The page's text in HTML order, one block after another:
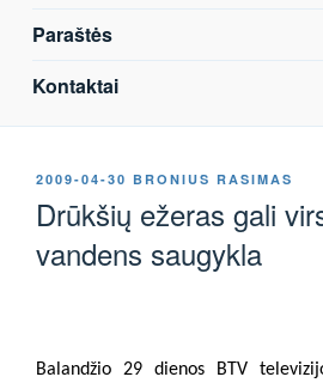
Paraštės
Kontaktai
PASKELBTA
2009-04-30 BRONIUS RASIMAS
Drūkšių ežeras gali
vandens saugykla
Balandžio 29 dienos BTV